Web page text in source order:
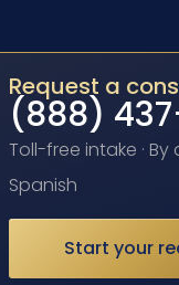
Request a
(888)
Toll-free intake ·
Spanish
Start your